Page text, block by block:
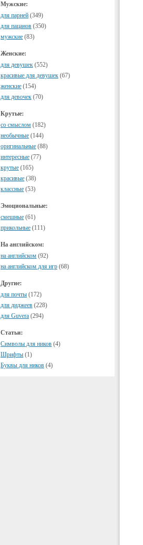
Мужские:
для парней (349)
для пацанов (350)
мужские (83)
Женские:
для девушек (552)
красивые для девушек (67)
женские (154)
для девочек (70)
Крутые:
cо смыслом (182)
необычные (144)
оригинальные (88)
интересные (77)
крутые (165)
красивые (38)
классные (53)
Эмоциональные:
смешные (61)
прикольные (111)
На английском:
на английском (92)
на английском для игр (68)
Другие:
для почты (172)
для диджеев (228)
для Guvera (294)
Статьи:
Символы для ников (4)
Шрифты (1)
Буквы для ников (4)